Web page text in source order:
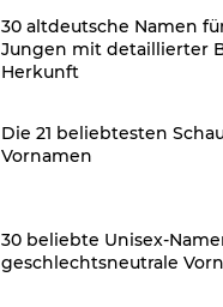
30 altdeutsche Namen
Jungen mit detaillierter
Herkunft
Die 21 beliebtesten
Vornamen
30 beliebte Unisex-
geschlechtsneutrale